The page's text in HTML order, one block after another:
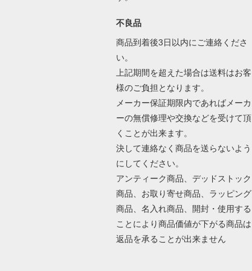
不良品
商品到着後3日以内にご連絡くださ
い。
上記期間を超えた場合は送料はお客
様のご負担となります。
メーカー保証期限内であればメーカ
ーの無償修理や交換などを受けて頂
くことが出来ます。
決して連絡なく商品を送らないよう
にしてください。
アンティーク商品、デッドストック
商品、お取り寄せ商品、ラッピング
商品、名入れ商品、開封・使用する
ことにより商品価値が下がる商品は
返品を承ることが出来ません